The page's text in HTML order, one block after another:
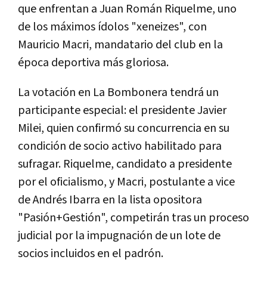
que enfrentan a Juan Román Riquelme, uno
de los máximos ídolos "xeneizes", con
Mauricio Macri, mandatario del club en la
época deportiva más gloriosa.
La votación en La Bombonera tendrá un
participante especial: el presidente Javier
Milei, quien confirmó su concurrencia en su
condición de socio activo habilitado para
sufragar. Riquelme, candidato a presidente
por el oficialismo, y Macri, postulante a vice
de Andrés Ibarra en la lista opositora
"Pasión+Gestión", competirán tras un proceso
judicial por la impugnación de un lote de
socios incluidos en el padrón.